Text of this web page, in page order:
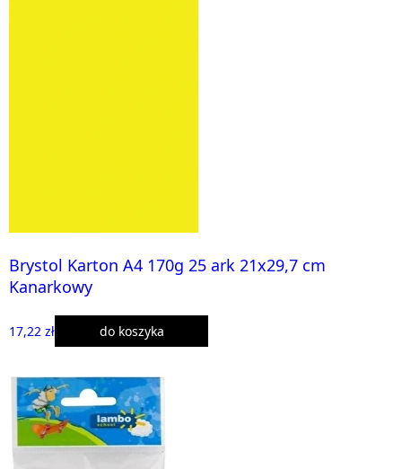
Brystol Karton A4 170g 25 ark 21x29,7 cm
Kanarkowy
17,22 zł do koszyka